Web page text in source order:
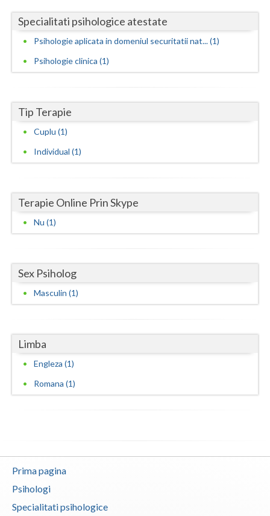
Iasi
Ilfov
Maramures
Mures
Olt
Prahova
Salaj
Sibiu
Suceava
Timis
Tulcea
Valcea
Specialitati psihologice atestate
Psihologie aplicata in domeniul securitatii nat... (1)
Psihologie clinica (1)
Tip Terapie
Cuplu (1)
Individual (1)
Terapie Online Prin Skype
Nu (1)
Sex Psiholog
Masculin (1)
Limba
Engleza (1)
Romana (1)
Prima pagina
Psihologi
Specialitati psihologice